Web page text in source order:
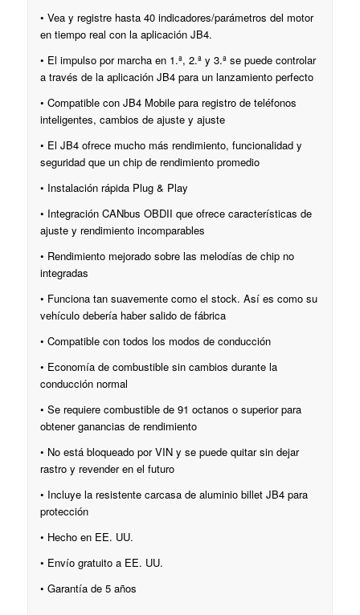
• Vea y registre hasta 40 indicadores/parámetros del motor
en tiempo real con la aplicación JB4.
• El impulso por marcha en 1.ª, 2.ª y 3.ª se puede controlar
a través de la aplicación JB4 para un lanzamiento perfecto
• Compatible con JB4 Mobile para registro de teléfonos
inteligentes, cambios de ajuste y ajuste
• El JB4 ofrece mucho más rendimiento, funcionalidad y
seguridad que un chip de rendimiento promedio
• Instalación rápida Plug & Play
• Integración CANbus OBDII que ofrece características de
ajuste y rendimiento incomparables
• Rendimiento mejorado sobre las melodías de chip no
integradas
• Funciona tan suavemente como el stock. Así es como su
vehículo debería haber salido de fábrica
• Compatible con todos los modos de conducción
• Economía de combustible sin cambios durante la
conducción normal
• Se requiere combustible de 91 octanos o superior para
obtener ganancias de rendimiento
• No está bloqueado por VIN y se puede quitar sin dejar
rastro y revender en el futuro
• Incluye la resistente carcasa de aluminio billet JB4 para
protección
• Hecho en EE. UU.
• Envío gratuito a EE. UU.
• Garantía de 5 años